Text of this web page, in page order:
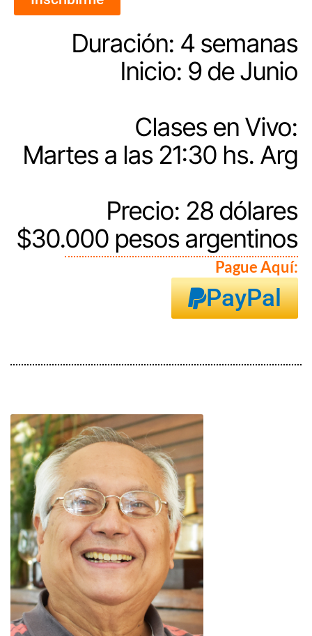
Duración: 4 semanas
Inicio: 9 de Junio
Clases en Vivo:
Martes a las 21:30 hs. Arg
Precio: 28 dólares
$30.000 pesos argentinos
Pague Aquí:
PayPal